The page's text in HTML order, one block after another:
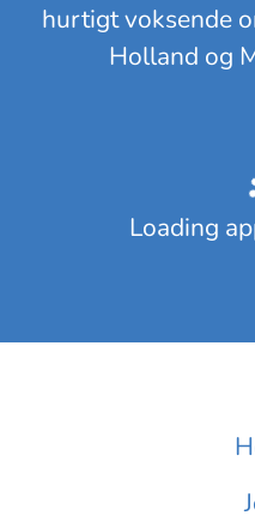
hurtigt voksende
Holland og
Loading